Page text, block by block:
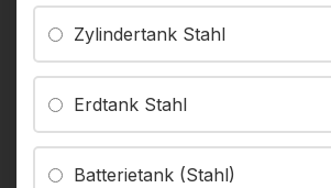
Zylindertank Stahl
Erdtank Stahl
Batterietank (Stahl)